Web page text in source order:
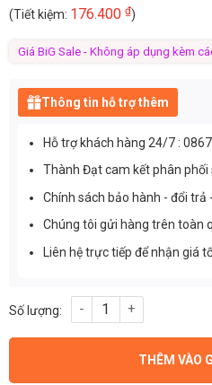
(Tiết kiệm: 176.400 ₫)
Giá BiG Sale - Không áp dụng kèm
Thông tin hỗ trợ thêm
Hỗ trợ khách hàng 24/7 :
Thành Đạt cam kết phân phối
Chính sách bảo hành - đổi trả
Chúng tôi gửi hàng trên toàn
Liên hệ trực tiếp để nhận giá
Chip led đèn đường phố OEM
THÊM VÀO